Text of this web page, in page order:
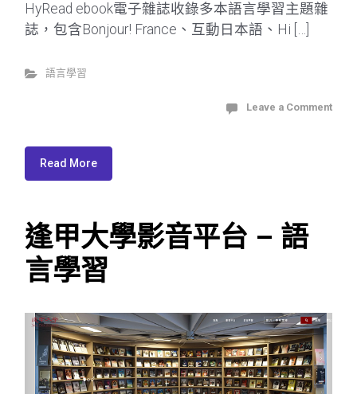
HyRead ebook電子雜誌收錄多本語言學習主題雜
誌，包含Bonjour! France、互動日本語、Hi […]
語言學習
Leave a Comment
Read More
逢甲大學影音平台 – 語
言學習